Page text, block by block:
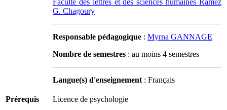
G. Chagoury
Responsable pédagogique : Myrna GANNAGE
Nombre de semestres : au moins 4 semestres
Langue(s) d'enseignement : Français
Prérequis Licence de psychologie